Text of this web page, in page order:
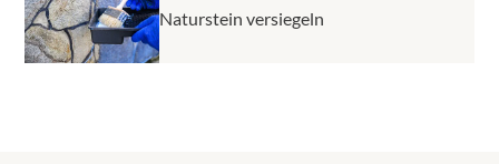
Naturstein versiegeln